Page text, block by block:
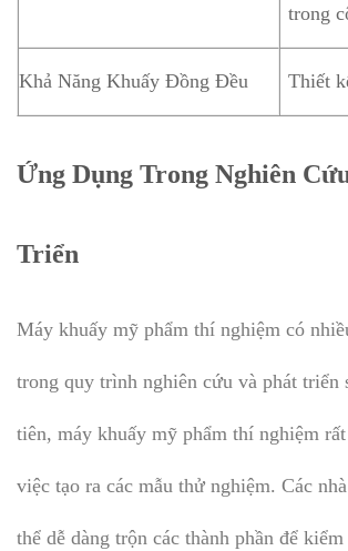
trong
Khả Năng Khuấy Đồng Đều Thiết
Ứng Dụng Trong Nghiên
Triển
Máy khuấy mỹ phẩm thí nghiệm có
trong quy trình nghiên cứu và phát triển
tiên, máy khuấy mỹ phẩm thí nghiệm
việc tạo ra các mẫu thử nghiệm. Các
thể dễ dàng trộn các thành phần để